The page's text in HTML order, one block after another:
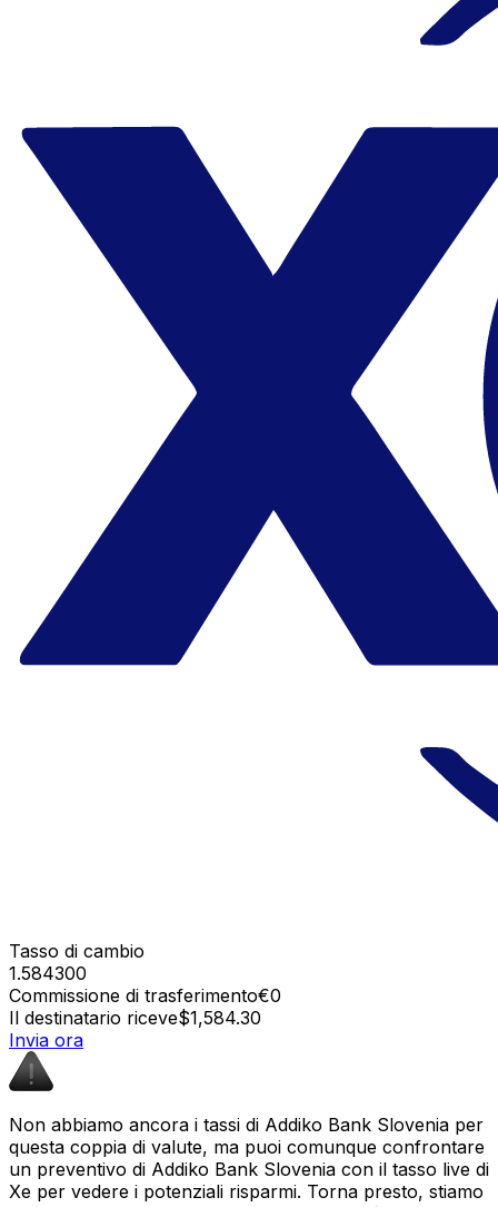
Tasso di cambio
1.584300
Commissione di trasferimento€0
Il destinatario riceve$1,584.30
Invia ora
Non abbiamo ancora i tassi di Addiko Bank Slovenia per
questa coppia di valute, ma puoi comunque confrontare
un preventivo di Addiko Bank Slovenia con il tasso live di
Xe per vedere i potenziali risparmi. Torna presto, stiamo